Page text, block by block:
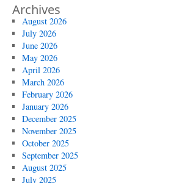
Archives
August 2026
July 2026
June 2026
May 2026
April 2026
March 2026
February 2026
January 2026
December 2025
November 2025
October 2025
September 2025
August 2025
July 2025